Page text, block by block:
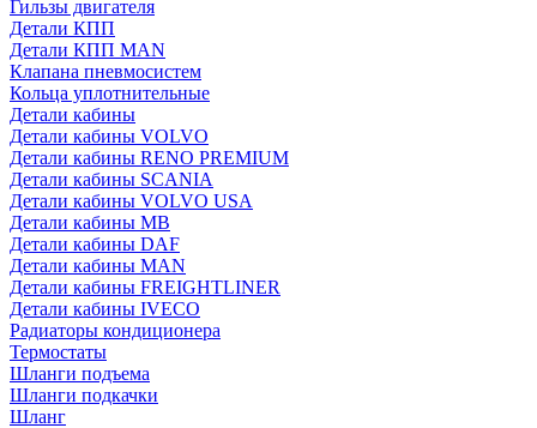
Гильзы двигателя
Детали КПП
Детали КПП MAN
Клапана пневмосистем
Кольца уплотнительные
Детали кабины
Детали кабины VOLVO
Детали кабины RENO PREMIUM
Детали кабины SCANIA
Детали кабины VOLVO USA
Детали кабины MB
Детали кабины DAF
Детали кабины MAN
Детали кабины FREIGHTLINER
Детали кабины IVECO
Радиаторы кондиционера
Термостаты
Шланги подъема
Шланги подкачки
Шланг